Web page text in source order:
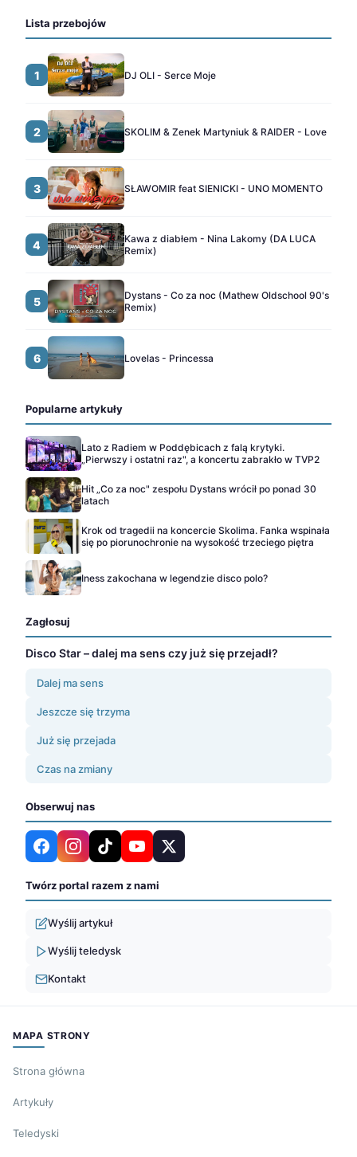
Lista przebojów
1 DJ OLI - Serce Moje
2 SKOLIM & Zenek Martyniuk & RAIDER - Love
3 SŁAWOMIR feat SIENICKI - UNO MOMENTO
4
Kawa z diabłem - Nina Lakomy (DA LUCA
Remix)
5
Dystans - Co za noc (Mathew Oldschool 90's
Remix)
6 Lovelas - Princessa
Popularne artykuły
Lato z Radiem w Poddębicach z falą krytyki.
„Pierwszy i ostatni raz", a koncertu zabrakło w TVP2
Hit „Co za noc" zespołu Dystans wrócił po ponad 30
latach
Krok od tragedii na koncercie Skolima. Fanka wspinała
się po piorunochronie na wysokość trzeciego piętra
Iness zakochana w legendzie disco polo?
Zagłosuj
Disco Star – dalej ma sens czy już się przejadł?
Dalej ma sens
Jeszcze się trzyma
Już się przejada
Czas na zmiany
Obserwuj nas
Twórz portal razem z nami
Wyślij artykuł
Wyślij teledysk
Kontakt
MAPA STRONY
Strona główna
Artykuły
Teledyski